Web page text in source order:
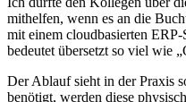
mithelfen, wenn es an die
mit einem cloudbasierten ERP-
bedeutet übersetzt so viel wie
Der Ablauf sieht in der Praxis
benötigt, werden diese